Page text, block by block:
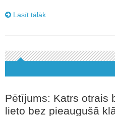
Lasīt tālāk
Pētījums: Katrs otrais
lieto bez pieaugušā